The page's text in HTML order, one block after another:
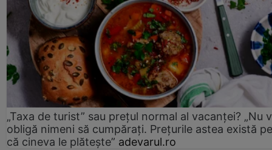
„Taxa de turist” sau prețul normal al vacanței? „Nu
obligă nimeni să cumpărați. Prețurile astea există
că cineva le plătește” adevarul.ro